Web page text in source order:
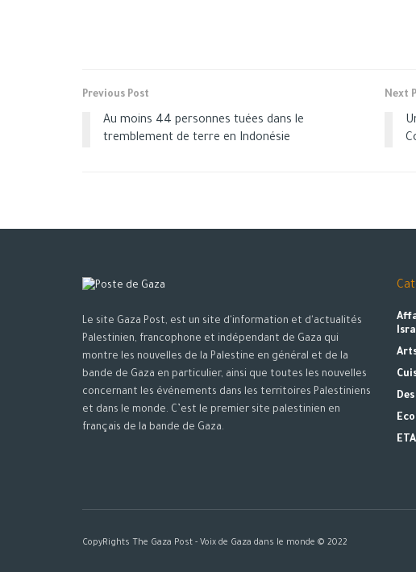
Previous Post
Au moins 44 personnes tuées dans le
tremblement de terre en Indonésie
Next
Le site Gaza Post, est un site d'information et d'actualités
Palestinien, francophone et indépendant de Gaza qui
montre les nouvelles de la Palestine en général et de la
bande de Gaza en particulier, ainsi que toutes les nouvelles
concernant les événements dans les territoires Palestiniens
et dans le monde. C’est le premier site palestinien en
français de la bande de Gaza.
CopyRights The Gaza Post - Voix de Gaza dans le monde © 2022